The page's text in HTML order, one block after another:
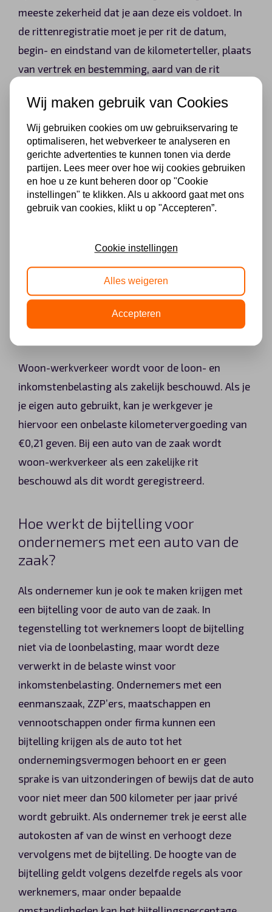
meeste zekerheid dat je aan deze eis voldoet. In
de rittenregistratie moet je per rit de datum,
begin- en eindstand van de kilometerteller, plaats
van vertrek en bestemming, aard van de rit
Een black box of rittenregistratie-app kan hierbij
helpen, maar het is ook belangrijk om handmatig
gegevens toe te voegen en deze te kunnen
verbinden met andere bescheiden, zoals
agenda’s. De rapportage en onderliggende
gegevens samen vormen de controleerbare
aangeeft dat het systeem voldoet aan eisen van
betrouwbaarheid en privacybescherming.
Is woon-werkverkeer zakelijk of
Woon-werkverkeer wordt voor de loon- en
inkomstenbelasting als zakelijk beschouwd. Als je
je eigen auto gebruikt, kan je werkgever je
hiervoor een onbelaste kilometervergoeding van
€0,21 geven. Bij een auto van de zaak wordt
woon-werkverkeer als een zakelijke rit
beschouwd als dit wordt geregistreerd.
Hoe werkt de bijtelling voor
ondernemers met een auto van de
zaak?
Als ondernemer kun je ook te maken krijgen met
een bijtelling voor de auto van de zaak. In
tegenstelling tot werknemers loopt de bijtelling
niet via de loonbelasting, maar wordt deze
verwerkt in de belaste winst voor
inkomstenbelasting. Ondernemers met een
eenmanszaak, ZZP’ers, maatschappen en
vennootschappen onder firma kunnen een
bijtelling krijgen als de auto tot het
ondernemingsvermogen behoort en er geen
sprake is van uitzonderingen of bewijs dat de auto
voor niet meer dan 500 kilometer per jaar privé
wordt gebruikt. Als ondernemer trek je eerst alle
autokosten af van de winst en verhoogt deze
vervolgens met de bijtelling. De hoogte van de
bijtelling geldt volgens dezelfde regels als voor
werknemers, maar onder bepaalde
Wij maken gebruik van Cookies
Wij gebruiken cookies om uw gebruikservaring te
optimaliseren, het webverkeer te analyseren en
gerichte advertenties te kunnen tonen via derde
partijen. Lees meer over hoe wij cookies gebruiken
en hoe u ze kunt beheren door op "Cookie
instellingen" te klikken. Als u akkoord gaat met ons
gebruik van cookies, klikt u op "Accepteren”.
Cookie instellingen
Alles weigeren
Accepteren